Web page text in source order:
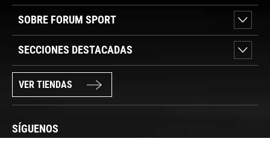
SOBRE FORUM SPORT
SECCIONES DESTACADAS
VER TIENDAS
SÍGUENOS